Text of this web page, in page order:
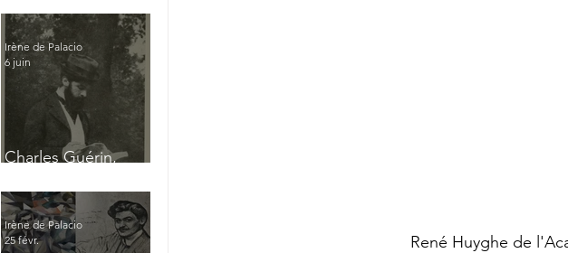
Charles Guérin,
Irène de Palacio
6 juin
Irène de Palacio
25 févr.
René Huyghe de